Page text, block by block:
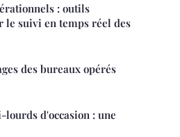
: outils
le suivi en temps réel des
des bureaux opérés
lourds d'occasion : une